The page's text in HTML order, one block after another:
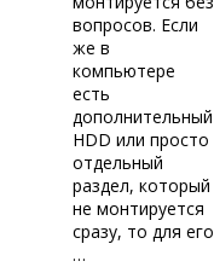
вопросов. Если
же в
компьютере
есть
дополнительный
HDD или просто
отдельный
раздел, который
не монтируется
сразу, то для его
…